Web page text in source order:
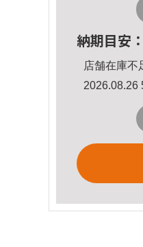
納期目安：
店舗在庫不
2026.08.26